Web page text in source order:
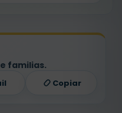
familias.
Copiar